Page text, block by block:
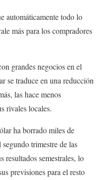
automáticamente todo lo
más para los compradores
grandes negocios en el
se traduce en una reducción
las hace menos
rivales locales.
ha borrado miles de
trimestre de las
resultados semestrales, lo
previsiones para el resto